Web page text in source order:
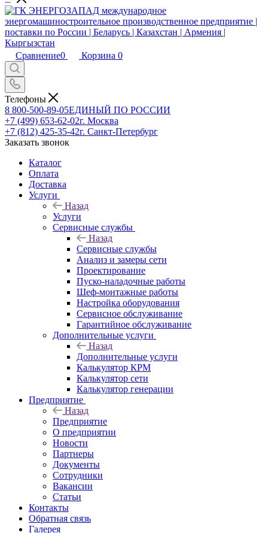
Сравнение0 Корзина 0
Телефоны
8 800-500-89-05ЕДИНЫЙ ПО РОССИИ
+7 (499) 653-62-02г. Москва
+7 (812) 425-35-42г. Санкт-Петербург
Заказать звонок
Каталог
Оплата
Доставка
Услуги
Назад
Услуги
Сервисные службы
Назад
Сервисные службы
Анализ и замеры сети
Проектирование
Пуско-наладочные работы
Шеф-монтажные работы
Настройка оборудования
Сервисное обслуживание
Гарантийное обслуживание
Дополнительные услуги
Назад
Дополнительные услуги
Калькулятор КРМ
Калькулятор сети
Калькулятор генерации
Предприятие
Назад
Предприятие
О предприятии
Новости
Партнеры
Документы
Сотрудники
Вакансии
Статьи
Контакты
Обратная связь
Галерея